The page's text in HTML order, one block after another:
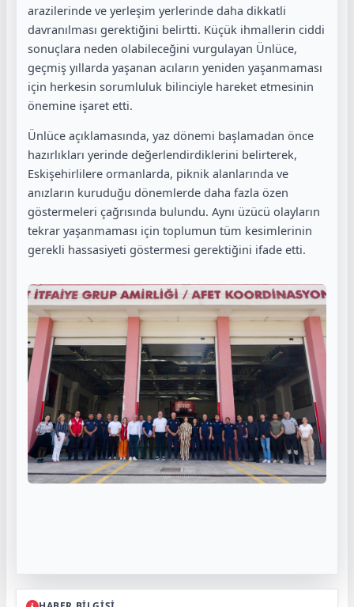
arazilerinde ve yerleşim yerlerinde daha dikkatli
davranılması gerektiğini belirtti. Küçük ihmallerin ciddi
sonuçlara neden olabileceğini vurgulayan Ünlüce,
geçmiş yıllarda yaşanan acıların yeniden yaşanmaması
için herkesin sorumluluk bilinciyle hareket etmesinin
önemine işaret etti.
Ünlüce açıklamasında, yaz dönemi başlamadan önce
hazırlıkları yerinde değerlendirdiklerini belirterek,
Eskişehirlilere ormanlarda, piknik alanlarında ve
anızların kuruduğu dönemlerde daha fazla özen
göstermeleri çağrısında bulundu. Aynı üzücü olayların
tekrar yaşanmaması için toplumun tüm kesimlerinin
gerekli hassasiyeti göstermesi gerektiğini ifade etti.